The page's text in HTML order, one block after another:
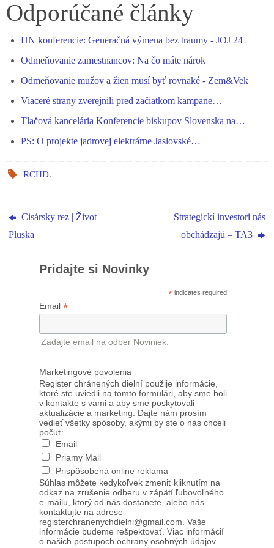
bo
ok
se
er
ts
pp
gr
m
ed
re
Odporúčané články
HN konferencie: Generačná výmena bez traumy - JOJ 24
Odmeňovanie zamestnancov: Na čo máte nárok
Odmeňovanie mužov a žien musí byť rovnaké - Zem&Vek
Viaceré strany zverejnili pred začiatkom kampane…
Tlačová kancelária Konferencie biskupov Slovenska na…
PS: O projekte jadrovej elektrárne Jaslovské…
RCHD.
Cisársky rez | Život –
Pluska
Strategickí investori nás
obchádzajú – TA3
Pridajte si Novinky
* indicates required
Email *
Zadajte email na odber Noviniek.
Marketingové povolenia
Register chránených dielní použije informácie,
ktoré ste uviedli na tomto formulári, aby sme boli
v kontakte s vami a aby sme poskytovali
aktualizácie a marketing. Dajte nám prosím
vedieť všetky spôsoby, akými by ste o nás chceli
počuť:
Email
Priamy Mail
Prispôsobená online reklama
Súhlas môžete kedykoľvek zmeniť kliknutím na
odkaz na zrušenie odberu v zápätí ľubovoľného
e-mailu, ktorý od nás dostanete, alebo nás
kontaktujte na adrese
registerchranenychdielni@gmail.com. Vaše
informácie budeme rešpektovať. Viac informácií
o našich postupoch ochrany osobných údajov